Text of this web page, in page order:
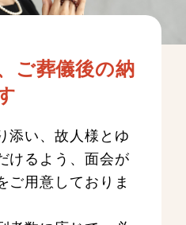
ご葬儀後の納
添い、故人様とゆ
けるよう、面会が
ご用意しておりま